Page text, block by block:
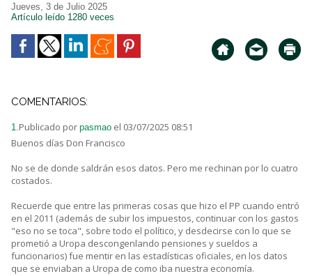
Jueves, 3 de Julio 2025
Artículo leído 1280 veces
COMENTARIOS:
1.Publicado por pasmao el 03/07/2025 08:51
Buenos días Don Francisco
No se de donde saldrán esos datos. Pero me rechinan por lo cuatro
costados.
Recuerde que entre las primeras cosas que hizo el PP cuando entró
en el 2011 (además de subir los impuestos, continuar con los gastos
"eso no se toca", sobre todo el político, y desdecirse con lo que se
prometió a Uropa descongenlando pensiones y sueldos a
funcionarios) fue mentir en las estadísticas oficiales, en los datos
que se enviaban a Uropa de como iba nuestra economía.